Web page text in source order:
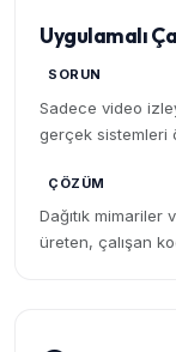
Uygulamalı
SORUN
Sadece video
gerçek sistemleri
ÇÖZÜM
Dağıtık
üreten, çalışan